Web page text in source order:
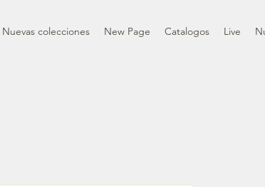
Nuevas colecciones New Page Catalogos Live